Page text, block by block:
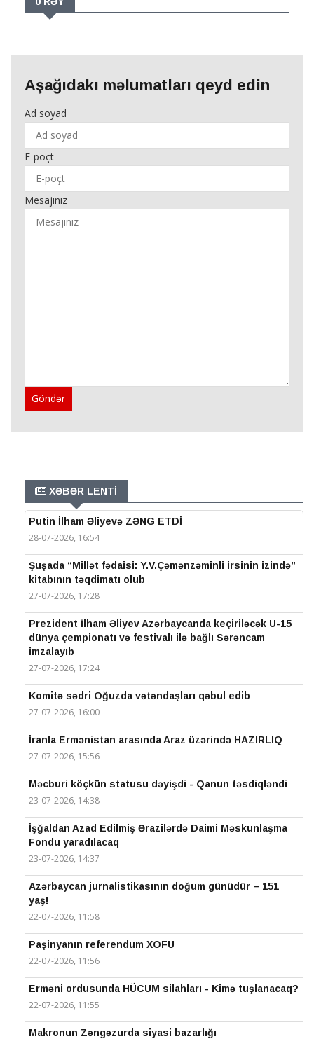
Aşağıdakı məlumatları qeyd edin
Ad soyad
E-poçt
Mesajınız
Göndər
XƏBƏR LENTİ
Putin İlham Əliyevə ZƏNG ETDİ
28-07-2026, 16:54
Şuşada “Millət fədaisi: Y.V.Çəmənzəminli irsinin izində”
kitabının təqdimatı olub
27-07-2026, 17:28
Prezident İlham Əliyev Azərbaycanda keçiriləcək U-15
dünya çempionatı və festivalı ilə bağlı Sərəncam
imzalayıb
27-07-2026, 17:24
Komitə sədri Oğuzda vətəndaşları qəbul edib
27-07-2026, 16:00
İranla Ermənistan arasında Araz üzərində HAZIRLIQ
27-07-2026, 15:56
Məcburi köçkün statusu dəyişdi - Qanun təsdiqləndi
23-07-2026, 14:38
İşğaldan Azad Edilmiş Ərazilərdə Daimi Məskunlaşma
Fondu yaradılacaq
23-07-2026, 14:37
Azərbaycan jurnalistikasının doğum günüdür – 151
yaş!
22-07-2026, 11:58
Paşinyanın referendum XOFU
22-07-2026, 11:56
Erməni ordusunda HÜCUM silahları - Kimə tuşlanacaq?
22-07-2026, 11:55
Makronun Zəngəzurda siyasi bazarlığı